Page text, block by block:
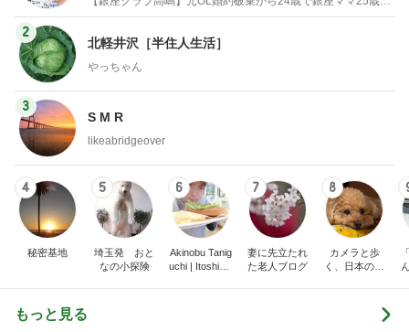
2
北軽井沢［半住人生活］
やっちゃん
3
S M R
likeabridgeover
4
秘密基地
5
埼玉発 おと
なの小探険
6
Akinobu Tanig
uchi | Itoshima
7
妻に先立たれ
た老人ブログ
8
カメラと歩
く、日本の風
もっと見る